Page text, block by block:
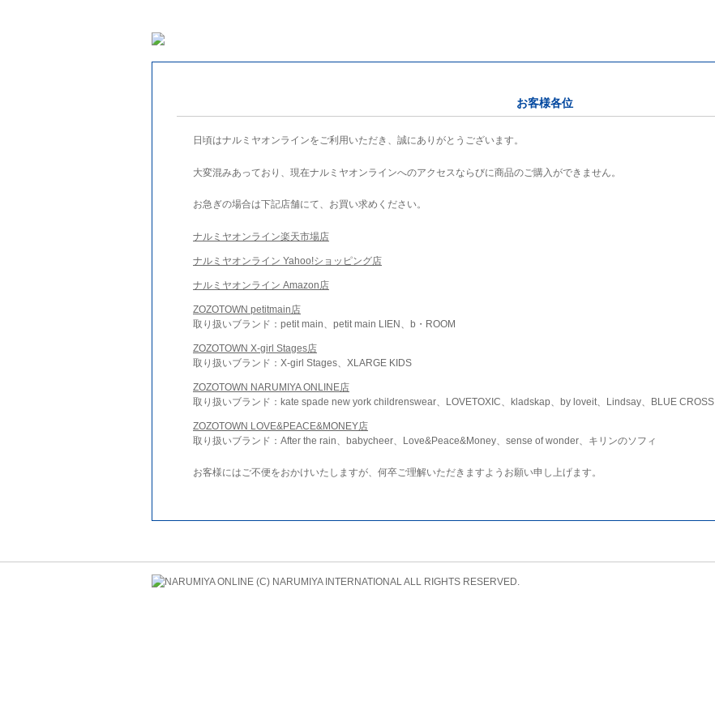
お客様各位
日頃はナルミヤオンラインをご利用いただき、誠にありがとうございます。
大変混みあっており、現在ナルミヤオンラインへのアクセスならびに商品のご購入ができません。
お急ぎの場合は下記店舗にて、お買い求めください。
ナルミヤオンライン楽天市場店
ナルミヤオンライン Yahoo!ショッピング店
ナルミヤオンライン Amazon店
ZOZOTOWN petitmain店
取り扱いブランド：petit main、petit main LIEN、b・ROOM
ZOZOTOWN X-girl Stages店
取り扱いブランド：X-girl Stages、XLARGE KIDS
ZOZOTOWN NARUMIYA ONLINE店
取り扱いブランド：kate spade new york childrenswear、LOVETOXIC、kladskap、by loveit、Lindsay、BLUE CROSS
ZOZOTOWN LOVE&PEACE&MONEY店
取り扱いブランド：After the rain、babycheer、Love&Peace&Money、sense of wonder、キリンのソフィ
お客様にはご不便をおかけいたしますが、何卒ご理解いただきますようお願い申し上げます。